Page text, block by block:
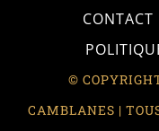
CONTACT
©
CAMBLANES |